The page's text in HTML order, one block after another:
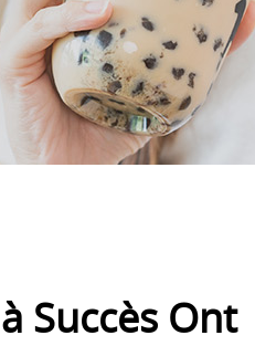
Succès Ont